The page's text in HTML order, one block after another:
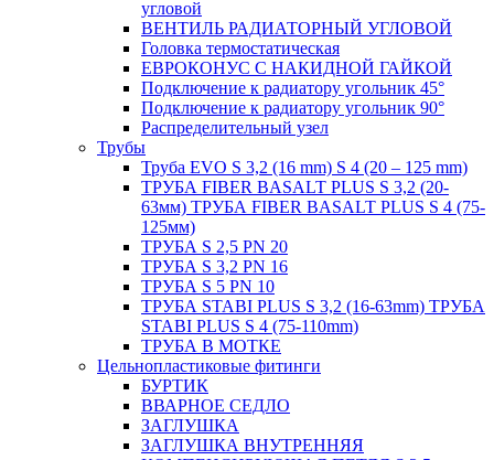
угловой
ВЕНТИЛЬ РАДИАТОРНЫЙ УГЛОВОЙ
Головка термостатическая
ЕВРОКОНУС С НАКИДНОЙ ГАЙКОЙ
Подключение к радиатору угольник 45°
Подключение к радиатору угольник 90°
Распределительный узел
Трубы
Труба EVO S 3,2 (16 mm) S 4 (20 – 125 mm)
ТРУБА FIBER BASALT PLUS S 3,2 (20-
63мм) ТРУБА FIBER BASALT PLUS S 4 (75-
125мм)
ТРУБА S 2,5 PN 20
ТРУБА S 3,2 PN 16
ТРУБА S 5 PN 10
ТРУБА STABI PLUS S 3,2 (16-63mm) ТРУБА
STABI PLUS S 4 (75-110mm)
ТРУБА В МОТКЕ
Цельнопластиковые фитинги
БУРТИК
ВВАРНОЕ СЕДЛО
ЗАГЛУШКА
ЗАГЛУШКА ВНУТРЕННЯЯ